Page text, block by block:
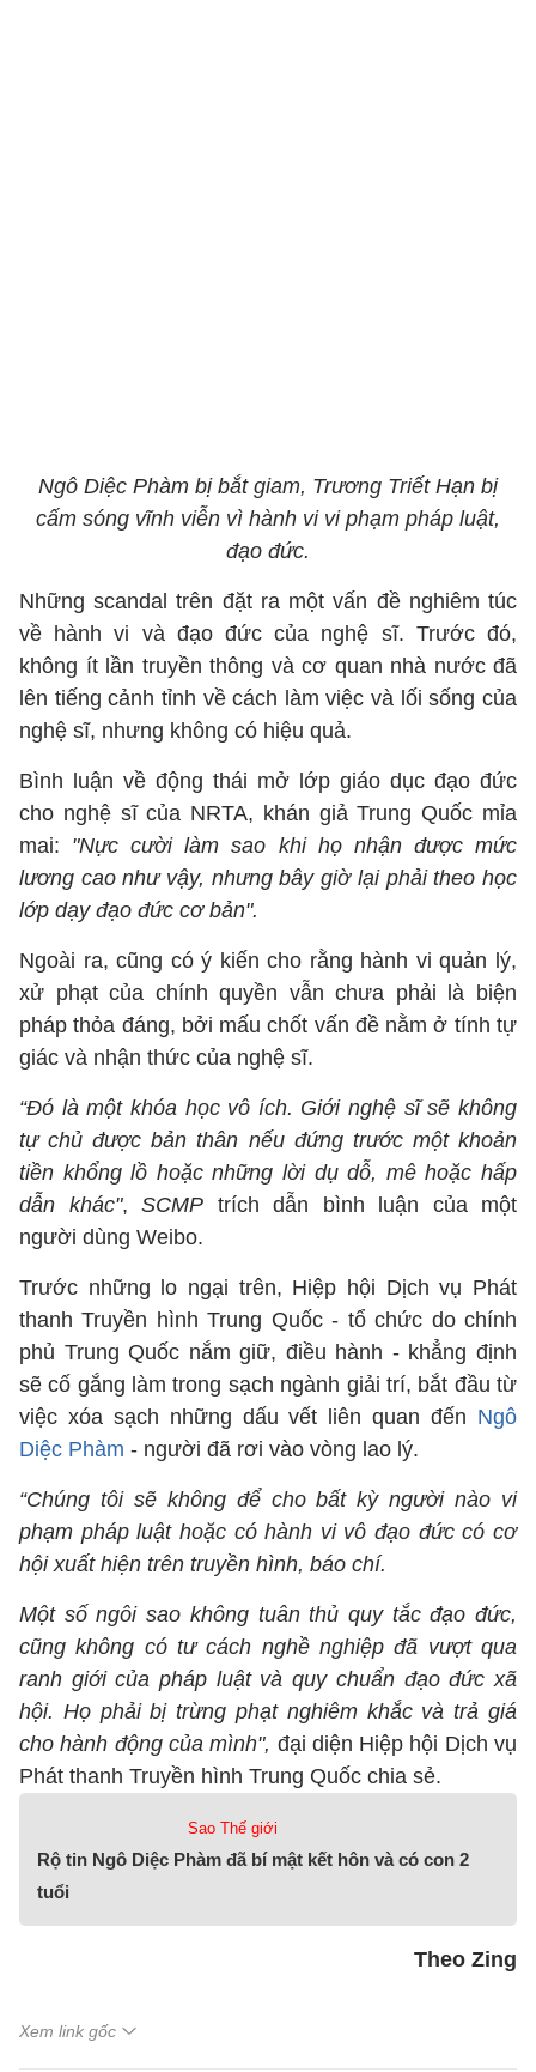
Ngô Diệc Phàm bị bắt giam, Trương Triết Hạn bị
cấm sóng vĩnh viễn vì hành vi vi phạm pháp luật,
đạo đức.
Những scandal trên đặt ra một vấn đề nghiêm túc
về hành vi và đạo đức của nghệ sĩ. Trước đó,
không ít lần truyền thông và cơ quan nhà nước đã
lên tiếng cảnh tỉnh về cách làm việc và lối sống của
nghệ sĩ, nhưng không có hiệu quả.
Bình luận về động thái mở lớp giáo dục đạo đức
cho nghệ sĩ của NRTA, khán giả Trung Quốc mỉa
mai: "Nực cười làm sao khi họ nhận được mức
lương cao như vậy, nhưng bây giờ lại phải theo học
lớp dạy đạo đức cơ bản".
Ngoài ra, cũng có ý kiến cho rằng hành vi quản lý,
xử phạt của chính quyền vẫn chưa phải là biện
pháp thỏa đáng, bởi mấu chốt vấn đề nằm ở tính tự
giác và nhận thức của nghệ sĩ.
“Đó là một khóa học vô ích. Giới nghệ sĩ sẽ không
tự chủ được bản thân nếu đứng trước một khoản
tiền khổng lồ hoặc những lời dụ dỗ, mê hoặc hấp
dẫn khác", SCMP trích dẫn bình luận của một
người dùng Weibo.
Trước những lo ngại trên, Hiệp hội Dịch vụ Phát
thanh Truyền hình Trung Quốc - tổ chức do chính
phủ Trung Quốc nắm giữ, điều hành - khẳng định
sẽ cố gắng làm trong sạch ngành giải trí, bắt đầu từ
việc xóa sạch những dấu vết liên quan đến Ngô
Diệc Phàm - người đã rơi vào vòng lao lý.
“Chúng tôi sẽ không để cho bất kỳ người nào vi
phạm pháp luật hoặc có hành vi vô đạo đức có cơ
hội xuất hiện trên truyền hình, báo chí.
Một số ngôi sao không tuân thủ quy tắc đạo đức,
cũng không có tư cách nghề nghiệp đã vượt qua
ranh giới của pháp luật và quy chuẩn đạo đức xã
hội. Họ phải bị trừng phạt nghiêm khắc và trả giá
cho hành động của mình", đại diện Hiệp hội Dịch vụ
Phát thanh Truyền hình Trung Quốc chia sẻ.
Sao Thế giới
Rộ tin Ngô Diệc Phàm đã bí mật kết hôn và có con 2
tuổi
Theo Zing
Xem link gốc